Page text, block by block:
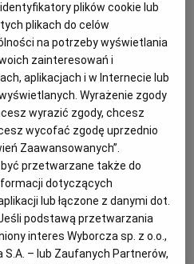
plików cookie lub
plikach do celów
na potrzeby wyświetlania
zainteresowań i
aplikacjach i w Internecie lub
Wyrażenie zgody
wyrazić zgody, chcesz
wycofać zgodę uprzednio
Zaawansowanych”.
przetwarzane także do
dotyczących
lub łączone z danymi dot.
podstawą przetwarzania
interes Wyborcza sp. z o.o.,
S.A. – lub Zaufanych Partnerów,